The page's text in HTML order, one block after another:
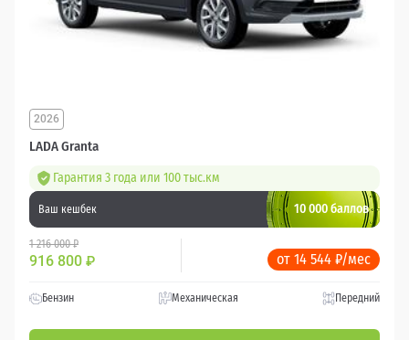
LADA Granta
2026
Гарантия 3 года или 100 тыс.км
Ваш кешбек 10 000 баллов
1 216 000 ₽
916 800 ₽ от 14 544 ₽/мес
Бензин Механическая Передний